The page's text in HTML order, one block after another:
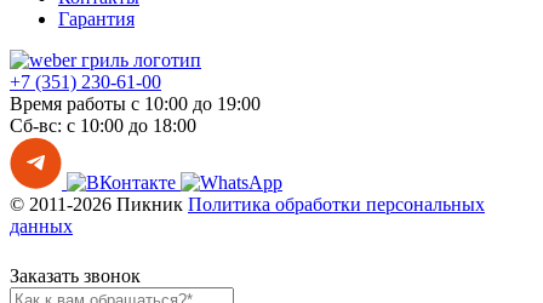
Гарантия
+7 (351) 230-61-00
Время работы с 10:00 до 19:00
Сб-вс: с 10:00 до 18:00
© 2011-2026 Пикник Политика обработки персональных
данных
Заказать звонок